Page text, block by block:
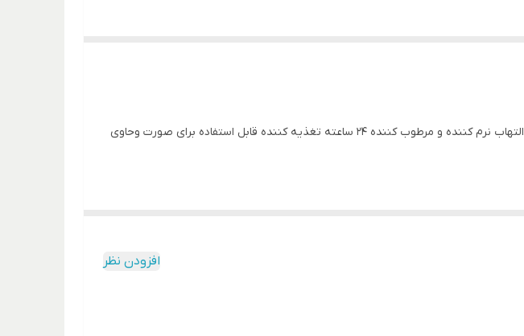
آبرسانی قوی و فاقد چربی جذب سریع توسط پوست احیای پوست آسیب دیده آرامش بخش و ضد التهاب نرم کننده و مرطوب کننده 24 ساعته تغذیه کننده قابل استفاده برای صورت وحاوی
افزودن نظر